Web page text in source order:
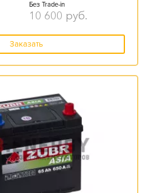
Без Trade-in
10 600 руб.
Заказать